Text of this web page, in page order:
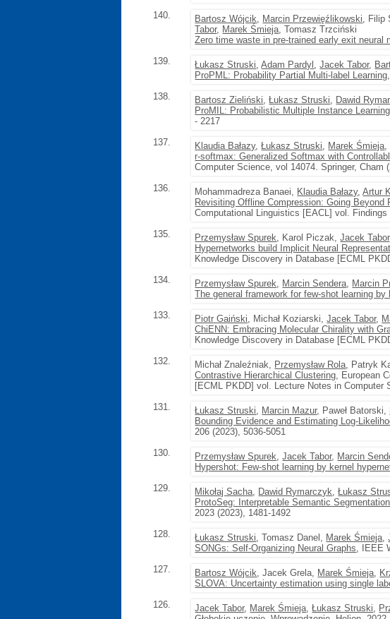
140.
Bartosz Wójcik, Marcin Przewięźlikowski, Filip
Tabor, Marek Śmieja, Tomasz Trzciński
Zero time waste in pre-trained early exit neural
139.
Łukasz Struski,Adam Pardyl ,Jacek Tabor,
ProPML: Probability Partial Multi-label Learning
138.
Bartosz Zieliński,Łukasz Struski, Dawid
ProMIL: Probabilistic Multiple Instance
- 2217
137.
Klaudia Bałazy,Łukasz Struski, Marek Śmieja,
r-softmax: Generalized Softmax with
Computer Science, vol 14074. Springer, Cham
136.
Mohammadreza Banaei, Klaudia Bałazy,Artur
Revisiting Offline Compression: Going
Computational Linguistics [EACL] vol.
135.
Przemysław Spurek, Karol Piczak,Jacek Tabor
Hypernetworks build Implicit Neural
Knowledge Discovery in Database [ECML
134.
Przemysław Spurek, Marcin Sendera, Marcin
The general framework for few-shot learning by
133.
Piotr Gaiński, Michał Koziarski,Jacek Tabor,
ChiENN: Embracing Molecular Chirality with
Knowledge Discovery in Database [ECML
132.
Michał Znaleźniak, Przemysław Rola, Patryk
Contrastive Hierarchical Clustering, European
[ECML PKDD] vol. Lecture Notes in Computer
131.
Łukasz Struski, Marcin Mazur, Paweł Batorski,
Bounding Evidence and Estimating Log-
206 (2023), 5036-5051
130.
Przemysław Spurek,Jacek Tabor, Marcin
Hypershot: Few-shot learning by kernel
129.
Mikołaj Sacha, Dawid Rymarczyk,Łukasz
ProtoSeg: Interpretable Semantic
2023 (2023), 1481-1492
128.
Łukasz Struski, Tomasz Danel, Marek Śmieja,
SONGs: Self-Organizing Neural Graphs, IEEE
127.
Bartosz Wójcik, Jacek Grela, Marek Śmieja,
SLOVA: Uncertainty estimation using single
126.
Jacek Tabor, Marek Śmieja,Łukasz Struski,